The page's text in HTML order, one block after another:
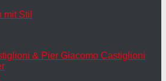
& Pier Giacomo Castiglioni